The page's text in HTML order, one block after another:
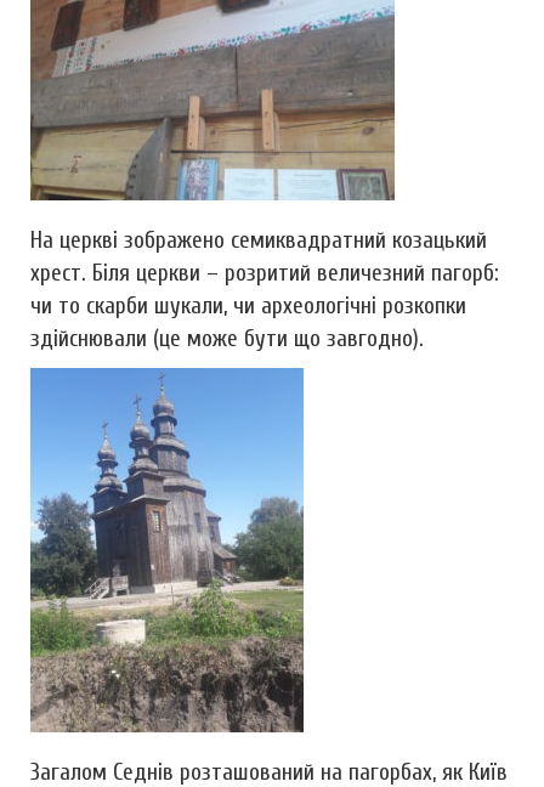
На церкві зображено семиквадратний козацький
хрест. Біля церкви – розритий величезний пагорб:
чи то скарби шукали, чи археологічні розкопки
здійснювали (це може бути що завгодно).
Загалом Седнів розташований на пагорбах, як Київ